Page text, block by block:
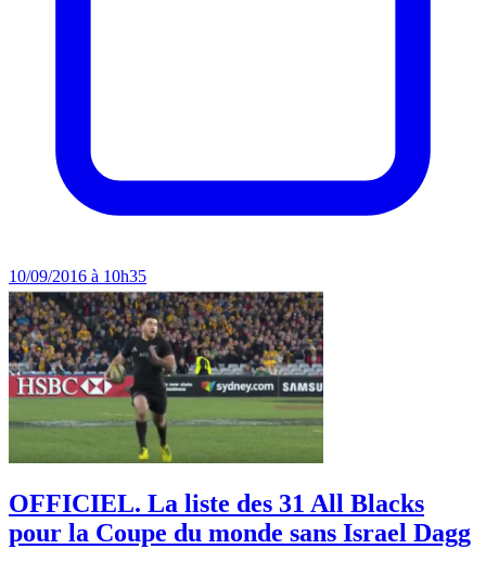
10/09/2016 à 10h35
OFFICIEL. La liste des 31 All Blacks
pour la Coupe du monde sans Israel Dagg